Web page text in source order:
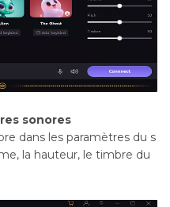
sonores
dans les paramètres du s
la hauteur, le timbre du